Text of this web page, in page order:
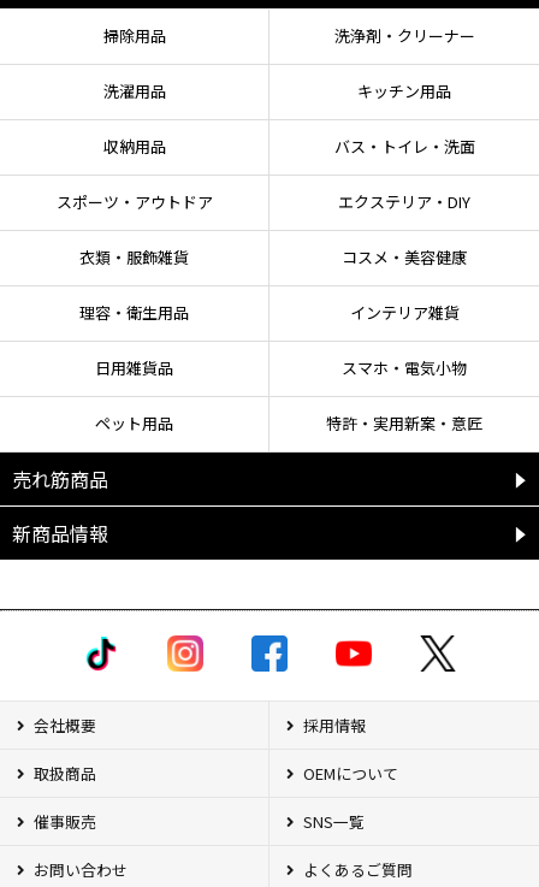
掃除用品 洗浄剤・クリーナー
洗濯用品 キッチン用品
収納用品 バス・トイレ・洗面
スポーツ・アウトドア エクステリア・DIY
衣類・服飾雑貨 コスメ・美容健康
理容・衛生用品 インテリア雑貨
日用雑貨品 スマホ・電気小物
ペット用品 特許・実用新案・意匠
売れ筋商品
新商品情報
会社概要 採用情報
取扱商品 OEMについて
催事販売 SNS一覧
お問い合わせ よくあるご質問